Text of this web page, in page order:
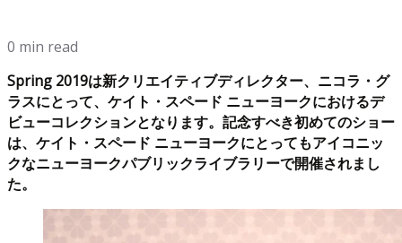
0 min read
Spring 2019は新クリエイティブディレクター、ニコラ・グ
ラスにとって、ケイト・スペード ニューヨークにおけるデ
ビューコレクションとなります。記念すべき初めてのショー
は、ケイト・スペード ニューヨークにとってもアイコニッ
クなニューヨークパブリックライブラリーで開催されまし
た。